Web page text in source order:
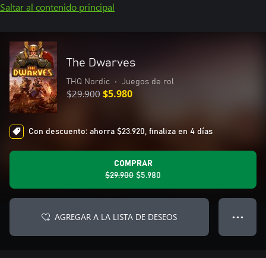
Saltar al contenido principal
The Dwarves
THQ Nordic • Juegos de rol
$29.900$5.980
Con descuento: ahorra $23.920, finaliza en 4 días
COMPRAR
$29.900 $5.980
AGREGAR A LA LISTA DE DESEOS ● ● ●